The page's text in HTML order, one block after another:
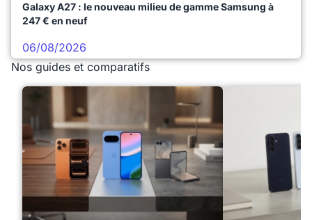
Galaxy A27 : le nouveau milieu de gamme Samsung à
247 € en neuf
06/08/2026
Nos guides et comparatifs